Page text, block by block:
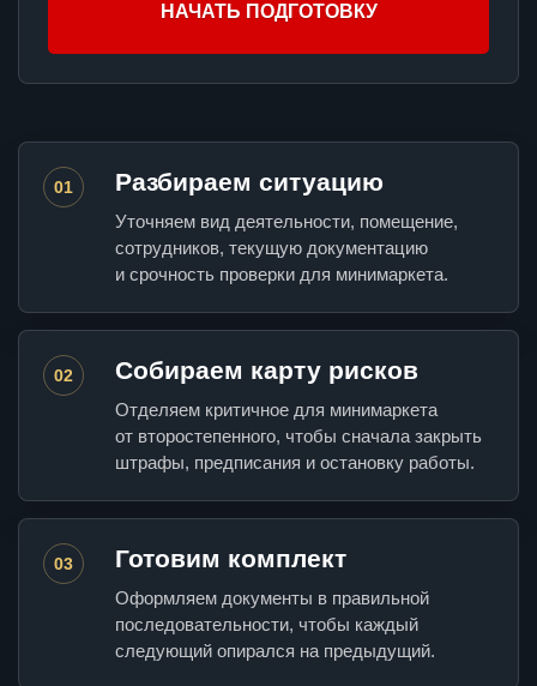
НАЧАТЬ ПОДГОТОВКУ
01 Разбираем ситуацию
Уточняем вид деятельности, помещение,
сотрудников, текущую документацию
и срочность проверки для минимаркета.
02 Собираем карту рисков
Отделяем критичное для минимаркета
от второстепенного, чтобы сначала закрыть
штрафы, предписания и остановку работы.
03 Готовим комплект
Оформляем документы в правильной
последовательности, чтобы каждый
следующий опирался на предыдущий.